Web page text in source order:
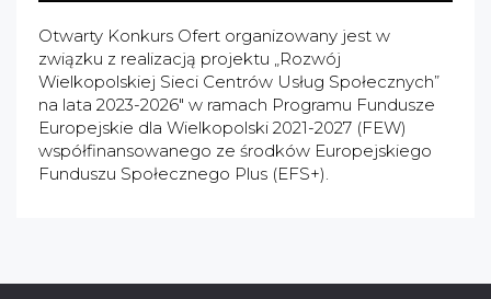
Otwarty Konkurs Ofert organizowany jest w
związku z realizacją projektu „Rozwój
Wielkopolskiej Sieci Centrów Usług Społecznych”
na lata 2023-2026" w ramach Programu Fundusze
Europejskie dla Wielkopolski 2021-2027 (FEW)
współfinansowanego ze środków Europejskiego
Funduszu Społecznego Plus (EFS+).